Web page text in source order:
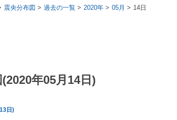
震央分布図 過去の一覧 2020年 05月 14日
年05月14日)
日)